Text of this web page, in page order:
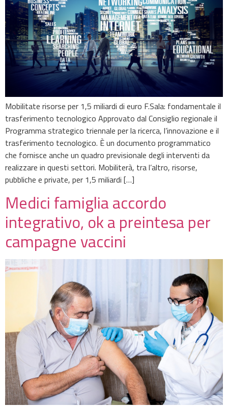
Mobilitate risorse per 1,5 miliardi di euro F.Sala: fondamentale il
trasferimento tecnologico Approvato dal Consiglio regionale il
Programma strategico triennale per la ricerca, l’innovazione e il
trasferimento tecnologico. È un documento programmatico
che fornisce anche un quadro previsionale degli interventi da
realizzare in questi settori. Mobiliterà, tra l’altro, risorse,
pubbliche e private, per 1,5 miliardi […]
Medici famiglia accordo
integrativo, ok a preintesa per
campagne vaccini